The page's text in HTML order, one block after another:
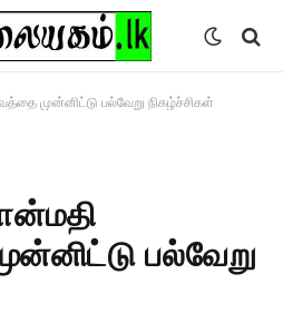
முன்னிட்டு பல்வேறு நிகழ்ச்சிகள்
பல்வேறு